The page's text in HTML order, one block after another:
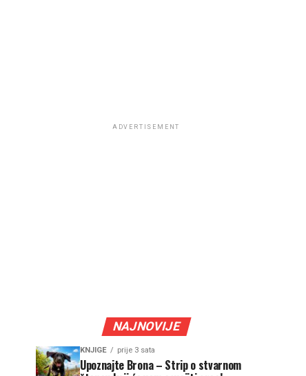
ADVERTISEMENT
NAJNOVIJE
KNJIGE prije 3 sata
Upoznajte Brona – Strip o stvarnom